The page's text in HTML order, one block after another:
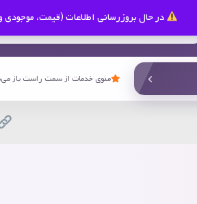
در حال بروزرسانی اطلاعات (قیمت،
منوی خدمات از سمت راست باز